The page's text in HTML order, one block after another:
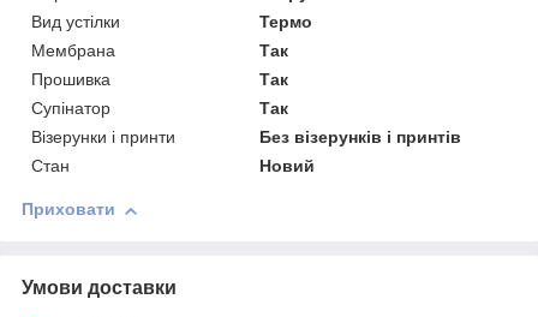
Вид устілки
Термо
Мембрана
Так
Прошивка
Так
Супінатор
Так
Візерунки і принти
Без візерунків і принтів
Стан
Новий
Приховати
Умови доставки